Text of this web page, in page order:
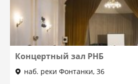
Концертный зал РНБ
наб. реки Фонтанки, 36